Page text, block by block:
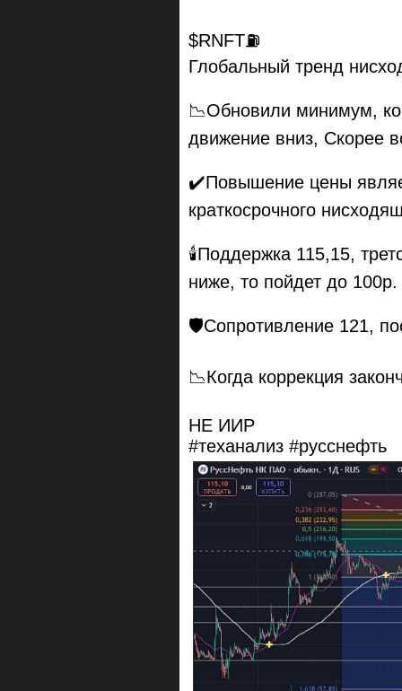
$RNFT⛽️
Глобальный тренд
📉Обновили минимум,
движение вниз, Скорее
✔️Повышение цены
краткосрочного
🕯Поддержка 115,15,
ниже, то пойдет до 100р.
🛡Сопротивление 121,
📉Когда коррекция
НЕ ИИР
#теханализ #русснефть